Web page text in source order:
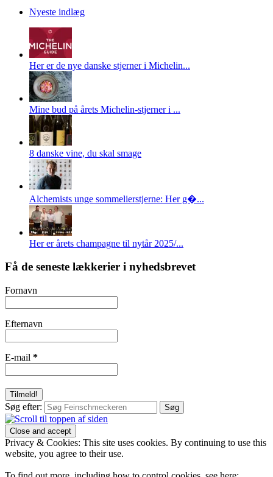
Nyeste indlæg
Her er de nye danske stjerner i Michelin...
Mine bud på årets Michelin-stjerner i ...
8 danske vine, du skal smage
Alchemists unge sommelierstjerne: Her g�...
Her er årets champagne til nytår 2025/...
Få de seneste lækkerier i nyhedsbrevet
Fornavn
Efternavn
E-mail *
Søg efter:
Privacy & Cookies: This site uses cookies. By continuing to use this
website, you agree to their use.